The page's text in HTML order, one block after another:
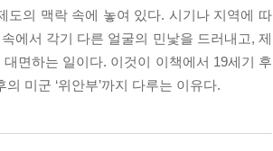
도의 맥락 속에 놓여 있다. 시기나 지역에 따
에서 각기 다른 얼굴의 민낯을 드러내고, 제
면하는 일이다. 이것이 이책에서 19세기 후
미군 ‘위안부’까지 다루는 이유다.